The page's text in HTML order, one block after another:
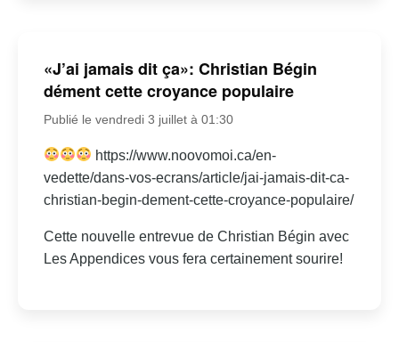
«J’ai jamais dit ça»: Christian Bégin
dément cette croyance populaire
Publié le vendredi 3 juillet à 01:30
https://www.noovomoi.ca/en-
vedette/dans-vos-ecrans/article/jai-jamais-dit-ca-
christian-begin-dement-cette-croyance-populaire/
Cette nouvelle entrevue de Christian Bégin avec
Les Appendices vous fera certainement sourire!